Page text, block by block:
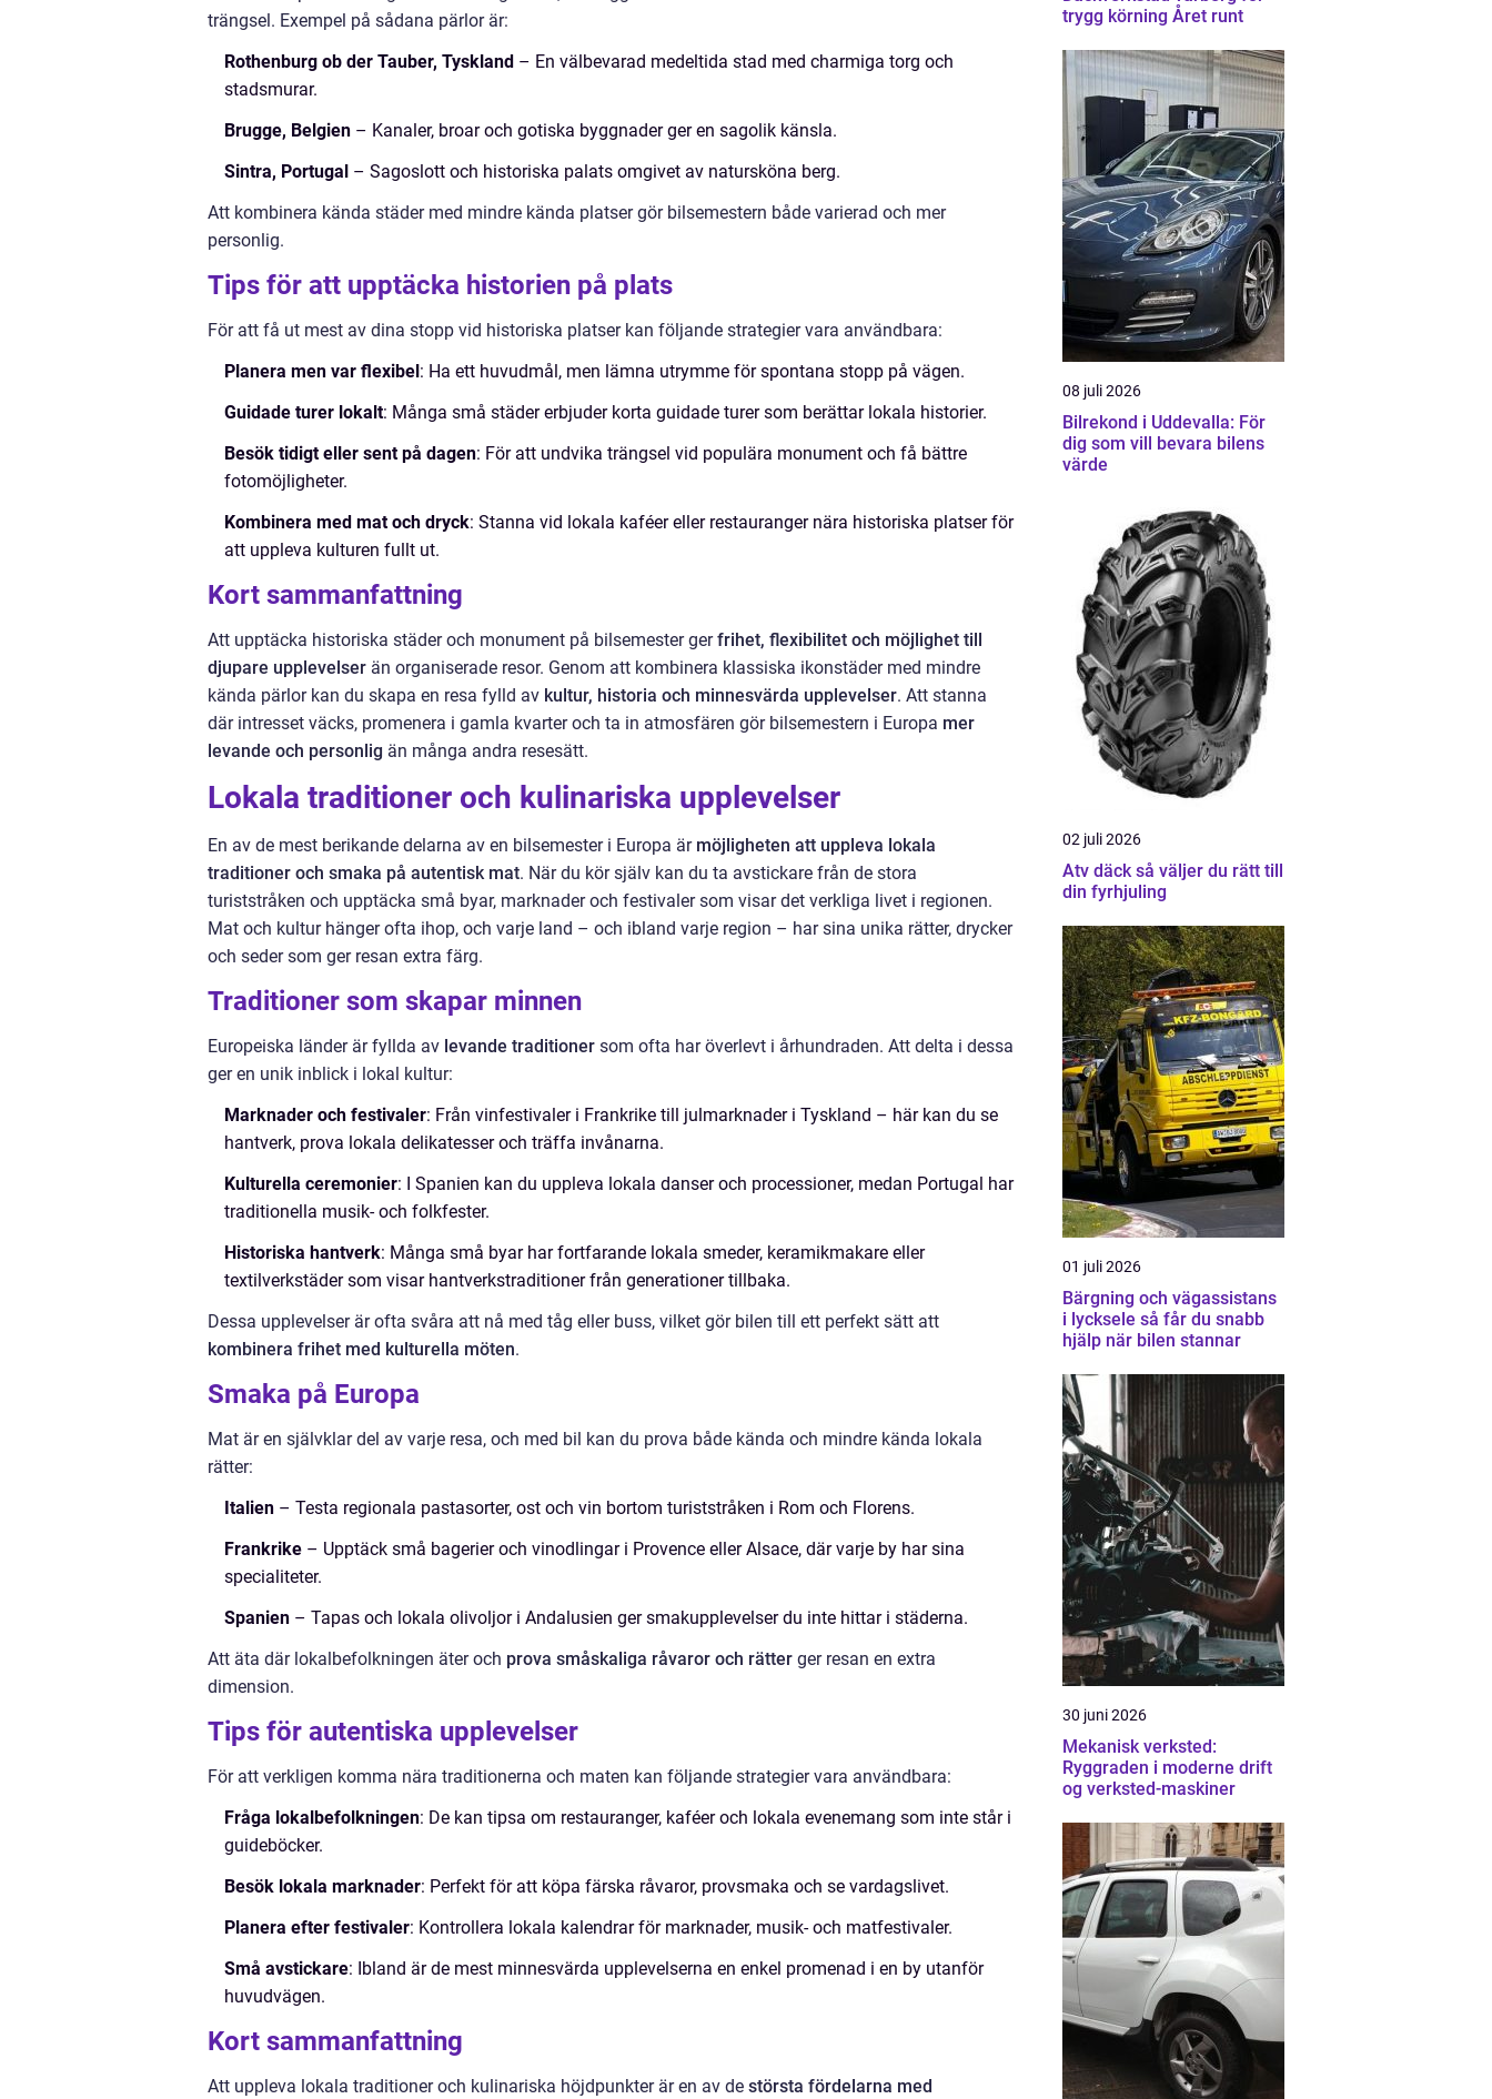
trängsel. Exempel på sådana pärlor är:
Rothenburg ob der Tauber, Tyskland – En välbevarad medeltida stad med charmiga torg och
stadsmurar.
Brugge, Belgien – Kanaler, broar och gotiska byggnader ger en sagolik känsla.
Sintra, Portugal – Sagoslott och historiska palats omgivet av natursköna berg.
Att kombinera kända städer med mindre kända platser gör bilsemestern både varierad och mer
personlig.
Tips för att upptäcka historien på plats
För att få ut mest av dina stopp vid historiska platser kan följande strategier vara användbara:
Planera men var flexibel: Ha ett huvudmål, men lämna utrymme för spontana stopp på vägen.
Guidade turer lokalt: Många små städer erbjuder korta guidade turer som berättar lokala historier.
Besök tidigt eller sent på dagen: För att undvika trängsel vid populära monument och få bättre
fotomöjligheter.
Kombinera med mat och dryck: Stanna vid lokala kaféer eller restauranger nära historiska platser för
att uppleva kulturen fullt ut.
Kort sammanfattning
Att upptäcka historiska städer och monument på bilsemester gerfrihet, flexibilitet och möjlighet till
djupare upplevelser än organiserade resor. Genom att kombinera klassiska ikonstäder med mindre
kända pärlor kan du skapa en resa fylld av kultur, historia och minnesvärda upplevelser. Att stanna
där intresset väcks, promenera i gamla kvarter och ta in atmosfären gör bilsemestern i Europa mer
levande och personlig än många andra resesätt.
Lokala traditioner och kulinariska upplevelser
En av de mest berikande delarna av en bilsemester i Europa är möjligheten att uppleva lokala
traditioner och smaka på autentisk mat. När du kör själv kan du ta avstickare från de stora
turiststråken och upptäcka små byar, marknader och festivaler som visar det verkliga livet i regionen.
Mat och kultur hänger ofta ihop, och varje land – och ibland varje region – har sina unika rätter, drycker
och seder som ger resan extra färg.
Traditioner som skapar minnen
Europeiska länder är fyllda av levande traditioner som ofta har överlevt i århundraden. Att delta i dessa
ger en unik inblick i lokal kultur:
Marknader och festivaler: Från vinfestivaler i Frankrike till julmarknader i Tyskland – här kan du se
hantverk, prova lokala delikatesser och träffa invånarna.
Kulturella ceremonier: I Spanien kan du uppleva lokala danser och processioner, medan Portugal har
traditionella musik- och folkfester.
Historiska hantverk: Många små byar har fortfarande lokala smeder, keramikmakare eller
textilverkstäder som visar hantverkstraditioner från generationer tillbaka.
Dessa upplevelser är ofta svåra att nå med tåg eller buss, vilket gör bilen till ett perfekt sätt att
kombinera frihet med kulturella möten.
Smaka på Europa
Mat är en självklar del av varje resa, och med bil kan du prova både kända och mindre kända lokala
rätter:
Italien – Testa regionala pastasorter, ost och vin bortom turiststråken i Rom och Florens.
Frankrike – Upptäck små bagerier och vinodlingar i Provence eller Alsace, där varje by har sina
specialiteter.
Spanien – Tapas och lokala olivoljor i Andalusien ger smakupplevelser du inte hittar i städerna.
Att äta där lokalbefolkningen äter och prova småskaliga råvaror och rätter ger resan en extra
dimension.
Tips för autentiska upplevelser
För att verkligen komma nära traditionerna och maten kan följande strategier vara användbara:
Fråga lokalbefolkningen: De kan tipsa om restauranger, kaféer och lokala evenemang som inte står i
guideböcker.
Besök lokala marknader: Perfekt för att köpa färska råvaror, provsmaka och se vardagslivet.
Planera efter festivaler: Kontrollera lokala kalendrar för marknader, musik- och matfestivaler.
Små avstickare: Ibland är de mest minnesvärda upplevelserna en enkel promenad i en by utanför
huvudvägen.
Kort sammanfattning
Att uppleva lokala traditioner och kulinariska höjdpunkter är en av de största fördelarna med
trygg körning Året runt
08 juli 2026
Bilrekond i Uddevalla: För
dig som vill bevara bilens
värde
02 juli 2026
Atv däck så väljer du rätt till
din fyrhjuling
01 juli 2026
Bärgning och vägassistans
i lycksele så får du snabb
hjälp när bilen stannar
30 juni 2026
Mekanisk verksted:
Ryggraden i moderne drift
og verksted-maskiner